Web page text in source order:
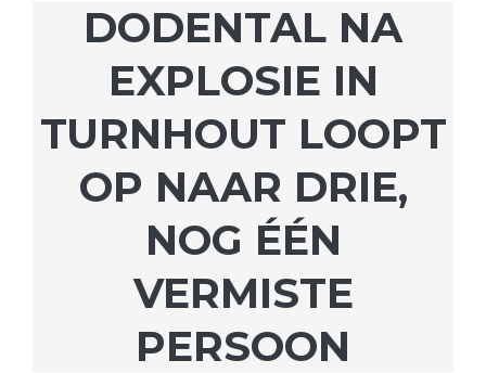
DODENTAL NA
EXPLOSIE IN
TURNHOUT LOOPT
OP NAAR DRIE,
NOG ÉÉN
VERMISTE
PERSOON